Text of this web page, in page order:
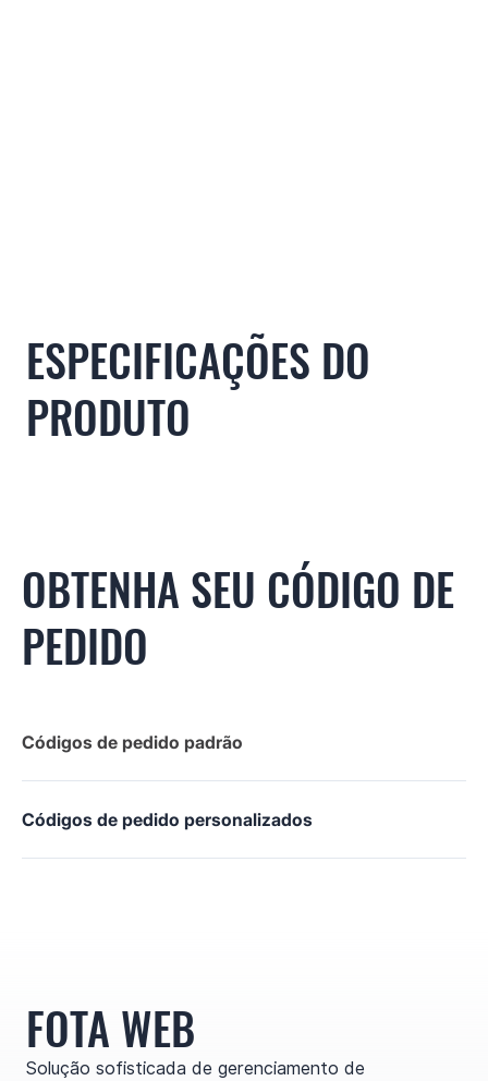
ESPECIFICAÇÕES DO
PRODUTO
OBTENHA SEU CÓDIGO DE
PEDIDO
Códigos de pedido padrão
Códigos de pedido personalizados
FOTA WEB
Solução sofisticada de gerenciamento de